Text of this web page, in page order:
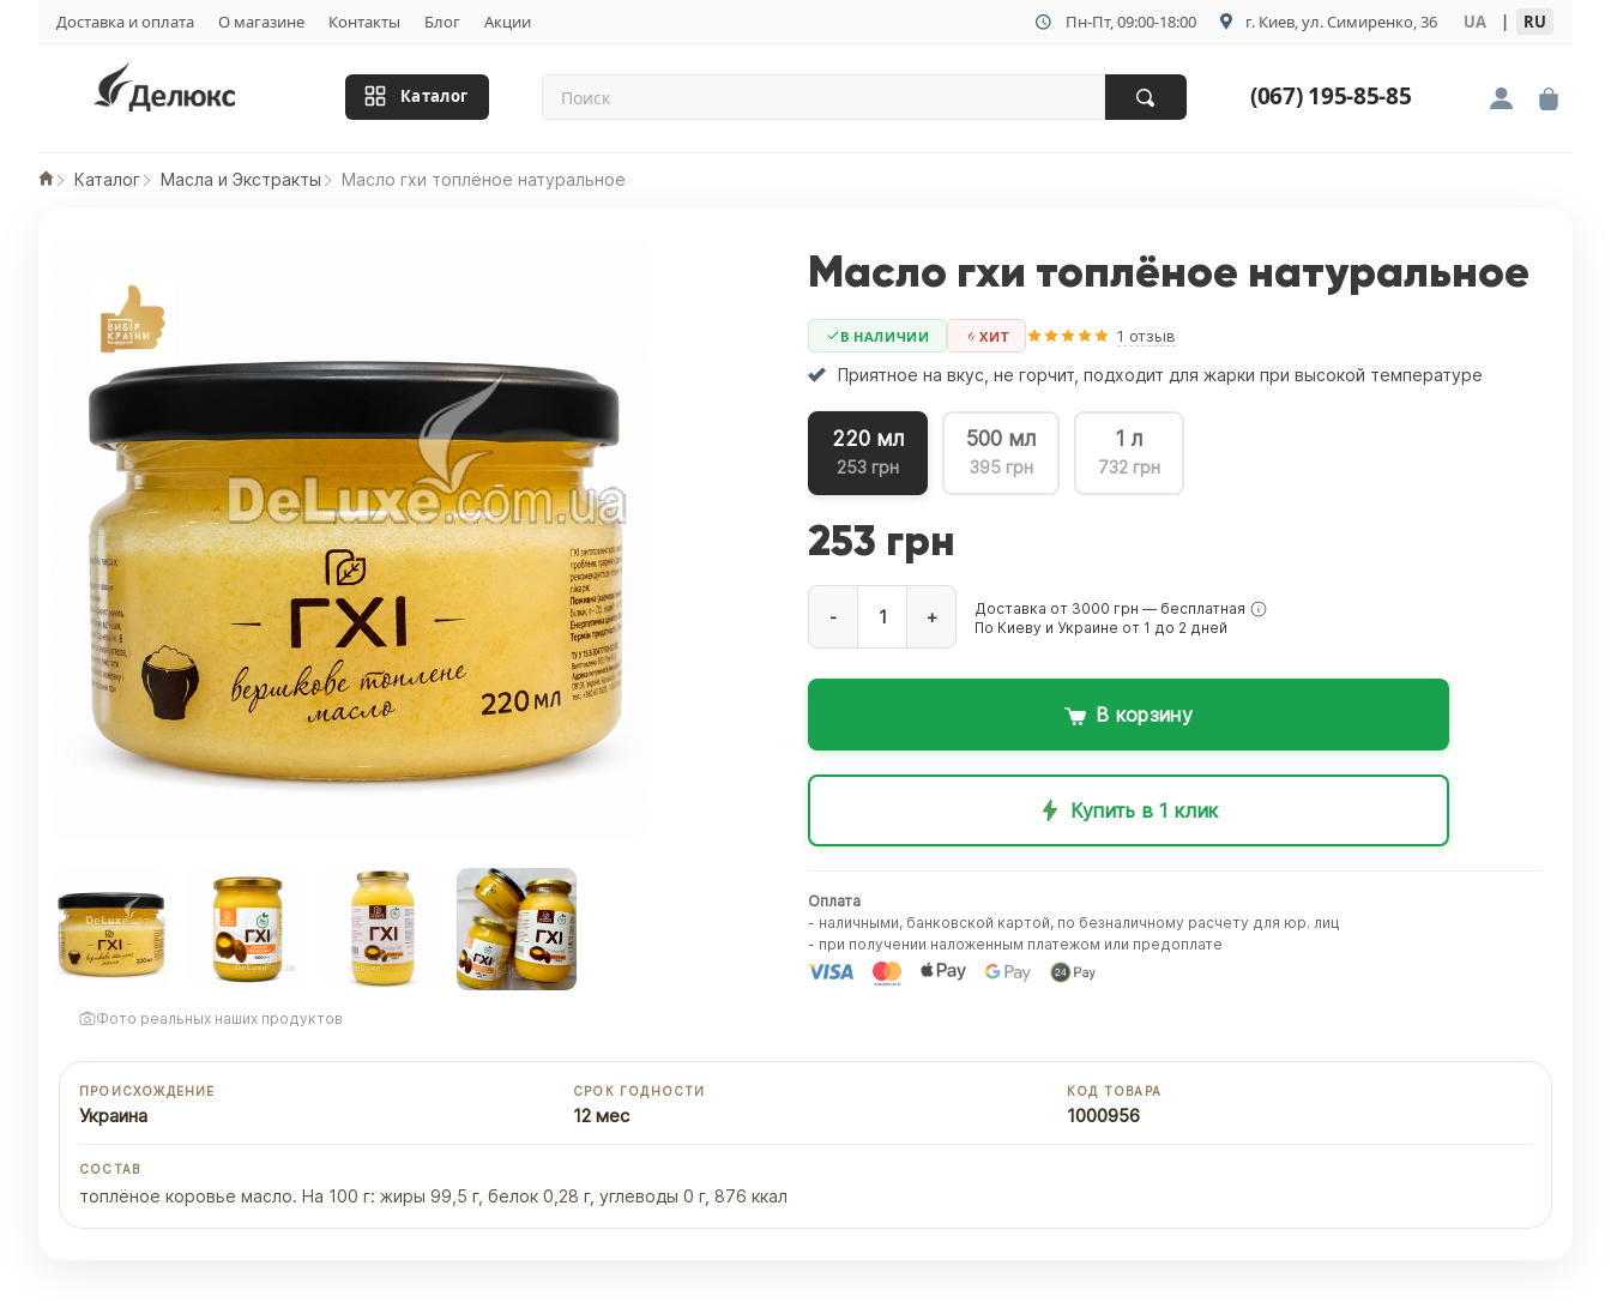
Доставка и оплата О магазине Контакты Блог Акции Пн-Пт, 09:00-18:00 г. Киев, ул. Симиренко, 36 UA | RU
Каталог (067) 195-85-85
Каталог Масла и Экстракты Масло гхи топлёное натуральное
Фото реальных наших продуктов
Масло гхи топлёное натуральное
В НАЛИЧИИ ХИТ 1 отзыв
Приятное на вкус, не горчит, подходит для жарки при высокой температуре
220 мл
253 грн
500 мл
395 грн
1 л
732 грн
253 грн
- +
Доставка от 3000 грн — бесплатная
По Киеву и Украине от 1 до 2 дней
В корзину
Купить в 1 клик
Оплата
- наличными, банковской картой, по безналичному расчету для юр. лиц
- при получении наложенным платежом или предоплате
ПРОИСХОЖДЕНИЕ
Украина
СРОК ГОДНОСТИ
12 мес
КОД ТОВАРА
1000956
СОСТАВ
топлёное коровье масло. На 100 г: жиры 99,5 г, белок 0,28 г, углеводы 0 г, 876 ккал